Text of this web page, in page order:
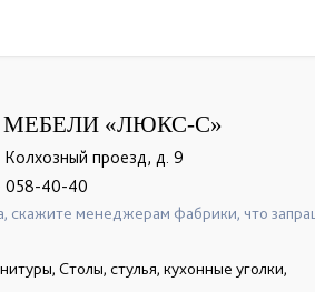
«ЛЮКС-С»
Колхозный проезд, д. 9
058-40-40
скажите менеджерам фабрики, что
Столы, стулья, кухонные уголки,